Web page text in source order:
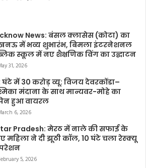
News: बंसल क्लासेस (कोटा) का
में भव्य शुभारंभ, बिमला इंटरनेशनल
स्कूल में नए शैक्षणिक विंग का उद्घाटन
31, 2026
घंटे में 30 करोड़ व्यू: विजय देवरकोंडा–
मंदाना के साथ मान्यवर-मोहे का
हुआ वायरल
6, 2026
Pradesh: मेरठ में नाले की सफाई के
महिला ने दी झूठी कॉल, 10 घंटे चला रेस्क्यू
5, 2026